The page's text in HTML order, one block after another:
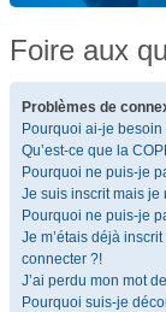
Foire aux
Problèmes de
Pourquoi ai-je besoin
Qu’est-ce que la
Pourquoi ne puis-je
Je suis inscrit mais je
Pourquoi ne puis-je
Je m’étais déjà
connecter ?!
J’ai perdu mon mot
Pourquoi suis-je